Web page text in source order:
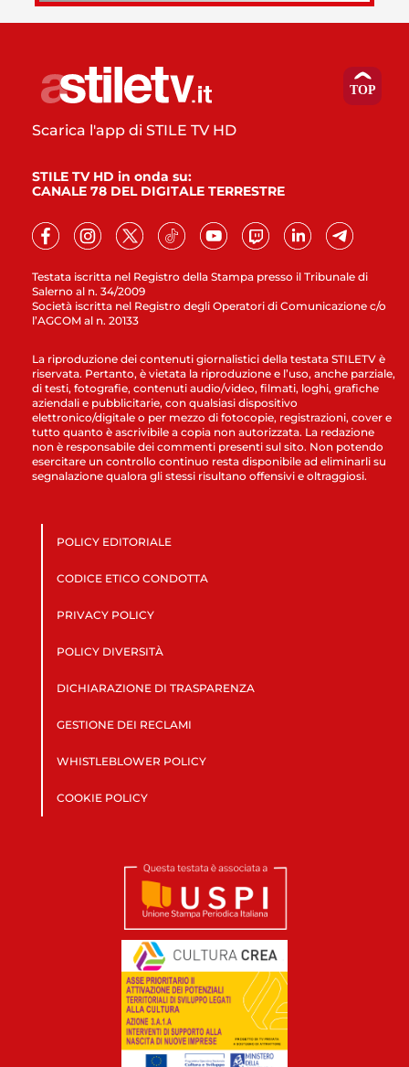
Testata iscritta nel Registro della Stampa presso il Tribunale di
Salerno al n. 34/2009
Società iscritta nel Registro degli Operatori di Comunicazione c/o
l’AGCOM al n. 20133
Scarica l'app di STILE TV HD
STILE TV HD in onda su:
CANALE 78 DEL DIGITALE TERRESTRE
La riproduzione dei contenuti giornalistici della testata STILETV è
riservata. Pertanto, è vietata la riproduzione e l’uso, anche parziale,
di testi, fotografie, contenuti audio/video, filmati, loghi, grafiche
aziendali e pubblicitarie, con qualsiasi dispositivo
elettronico/digitale o per mezzo di fotocopie, registrazioni, cover e
tutto quanto è ascrivibile a copia non autorizzata. La redazione
non è responsabile dei commenti presenti sul sito. Non potendo
esercitare un controllo continuo resta disponibile ad eliminarli su
segnalazione qualora gli stessi risultano offensivi e oltraggiosi.
POLICY EDITORIALE
CODICE ETICO CONDOTTA
PRIVACY POLICY
POLICY DIVERSITÀ
DICHIARAZIONE DI TRASPARENZA
GESTIONE DEI RECLAMI
WHISTLEBLOWER POLICY
COOKIE POLICY